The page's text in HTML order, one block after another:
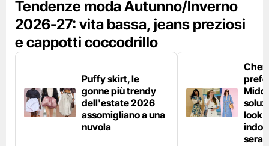
Tendenze moda Autunno/Inverno
2026-27: vita bassa, jeans preziosi
e cappotti coccodrillo
Puffy skirt, le
gonne più trendy
dell'estate 2026
assomigliano a una
nuvola
look
sera